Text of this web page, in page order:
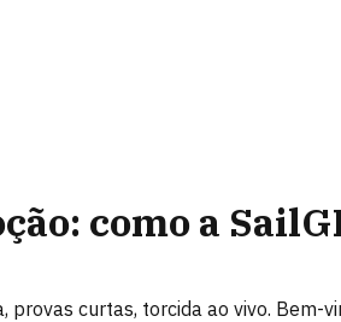
como a
provas curtas, torcida ao vivo. Bem-